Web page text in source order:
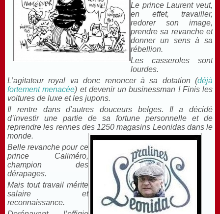
Le prince Laurent veut,
en effet, travailler,
redorer son image,
prendre sa revanche et
donner un sens à sa
rébellion.
Les casseroles sont
lourdes.
L’agitateur royal va donc renoncer à sa dotation (déjà
fortementmenacée) et devenir un businessman ! Finis les
voitures de luxe et les jupons.
Il rentre dans d’autres douceurs belges. Il a décidé
d’investir une partie de sa fortune personnelle et de
reprendre les rennes des 1250 magasins Leonidas dans le
monde.
Belle revanche pour ce
prince Caliméro,
champion des
dérapages.
Mais tout travail mérite
salaire et
reconnaissance.